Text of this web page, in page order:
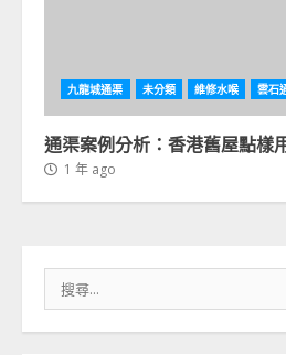
九龍城通渠 未分類 維修水喉 雲石
通渠案例分析：香港舊屋點樣
1 年 ago
尋
關